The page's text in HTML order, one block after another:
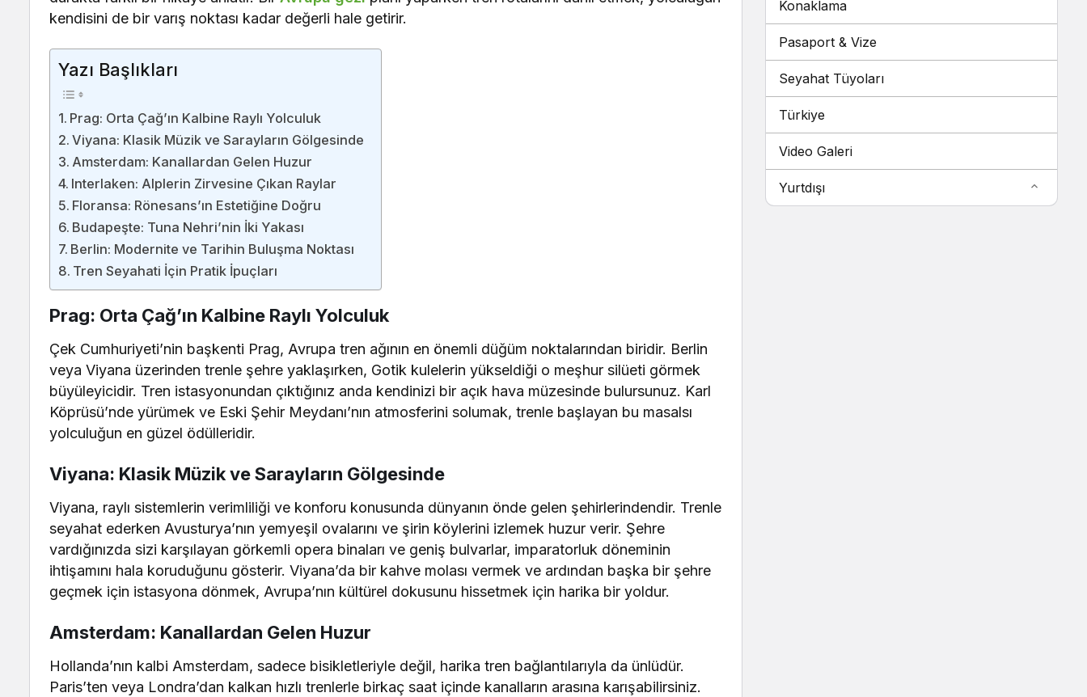
kendisini de bir varış noktası kadar değerli hale getirir.
Yazı Başlıkları
Prag: Orta Çağ’ın Kalbine Raylı Yolculuk
Viyana: Klasik Müzik ve Sarayların Gölgesinde
Amsterdam: Kanallardan Gelen Huzur
Interlaken: Alplerin Zirvesine Çıkan Raylar
Floransa: Rönesans’ın Estetiğine Doğru
Budapeşte: Tuna Nehri’nin İki Yakası
Berlin: Modernite ve Tarihin Buluşma Noktası
Tren Seyahati İçin Pratik İpuçları
Prag: Orta Çağ’ın Kalbine Raylı Yolculuk
Çek Cumhuriyeti’nin başkenti Prag, Avrupa tren ağının en önemli düğüm noktalarından biridir. Berlin
veya Viyana üzerinden trenle şehre yaklaşırken, Gotik kulelerin yükseldiği o meşhur silüeti görmek
büyüleyicidir. Tren istasyonundan çıktığınız anda kendinizi bir açık hava müzesinde bulursunuz. Karl
Köprüsü’nde yürümek ve Eski Şehir Meydanı’nın atmosferini solumak, trenle başlayan bu masalsı
yolculuğun en güzel ödülleridir.
Viyana: Klasik Müzik ve Sarayların Gölgesinde
Viyana, raylı sistemlerin verimliliği ve konforu konusunda dünyanın önde gelen şehirlerindendir. Trenle
seyahat ederken Avusturya’nın yemyeşil ovalarını ve şirin köylerini izlemek huzur verir. Şehre
vardığınızda sizi karşılayan görkemli opera binaları ve geniş bulvarlar, imparatorluk döneminin
ihtişamını hala koruduğunu gösterir. Viyana’da bir kahve molası vermek ve ardından başka bir şehre
geçmek için istasyona dönmek, Avrupa’nın kültürel dokusunu hissetmek için harika bir yoldur.
Amsterdam: Kanallardan Gelen Huzur
Hollanda’nın kalbi Amsterdam, sadece bisikletleriyle değil, harika tren bağlantılarıyla da ünlüdür.
Paris’ten veya Londra’dan kalkan hızlı trenlerle birkaç saat içinde kanalların arasına karışabilirsiniz.
Konaklama
Pasaport & Vize
Seyahat Tüyoları
Türkiye
Video Galeri
Yurtdışı